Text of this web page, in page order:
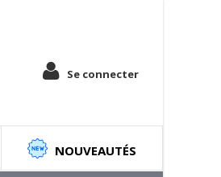
Se connecter
NOUVEAUTÉS